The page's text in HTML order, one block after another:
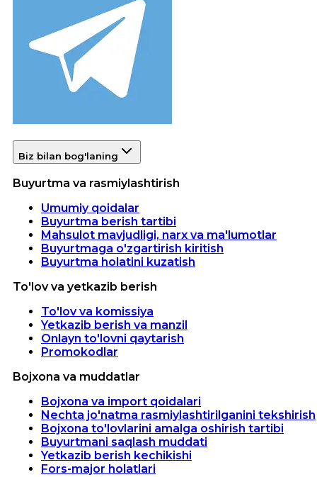
Biz bilan bog'laning
Buyurtma va rasmiylashtirish
Umumiy qoidalar
Buyurtma berish tartibi
Mahsulot mavjudligi, narx va ma'lumotlar
Buyurtmaga o'zgartirish kiritish
Buyurtma holatini kuzatish
To'lov va yetkazib berish
To'lov va komissiya
Yetkazib berish va manzil
Onlayn to'lovni qaytarish
Promokodlar
Bojxona va muddatlar
Bojxona va import qoidalari
Nechta jo'natma rasmiylashtirilganini tekshirish
Bojxona to'lovlarini amalga oshirish tartibi
Buyurtmani saqlash muddati
Yetkazib berish kechikishi
Fors-major holatlari